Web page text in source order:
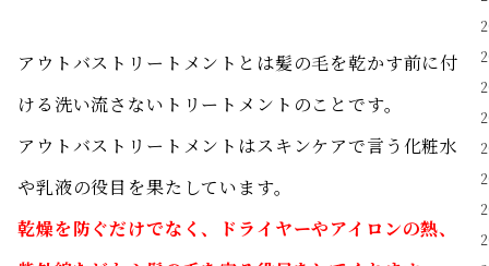
アウトバストリートメントとは髪の毛を乾かす前に付
ける洗い流さないトリートメントのことです。
アウトバストリートメントはスキンケアで言う化粧水
や乳液の役目を果たしています。
乾燥を防ぐだけでなく、ドライヤーやアイロンの熱、